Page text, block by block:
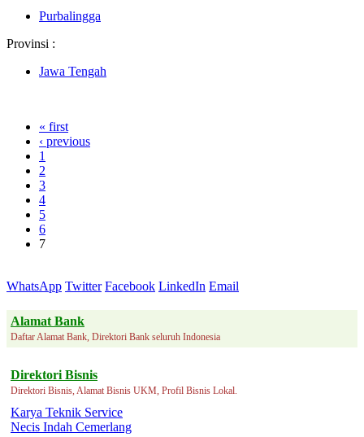
Purbalingga
Provinsi :
Jawa Tengah
« first
‹ previous
1
2
3
4
5
6
7
WhatsApp Twitter Facebook LinkedIn Email
Alamat Bank
Daftar Alamat Bank, Direktori Bank seluruh Indonesia
Direktori Bisnis
Direktori Bisnis, Alamat Bisnis UKM, Profil Bisnis Lokal.
Karya Teknik Service
Necis Indah Cemerlang